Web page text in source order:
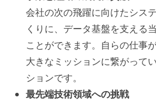
会社の次の飛躍に向けたシス
くりに、データ基盤を支える
ことができます。自らの仕事
大きなミッションに繋がって
ションです。
最先端技術領域への挑戦